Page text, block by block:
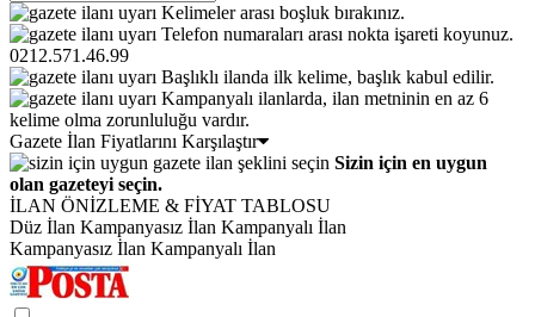
Kelimeler arası boşluk bırakınız.
Telefon numaraları arası nokta işareti koyunuz.
0212.571.46.99
Başlıklı ilanda ilk kelime, başlık kabul edilir.
Kampanyalı ilanlarda, ilan metninin en az 6
kelime olma zorunluluğu vardır.
Gazete İlan Fiyatlarını Karşılaştır
Sizin için en uygun
olan gazeteyi seçin.
İLAN ÖNİZLEME & FİYAT TABLOSU
Düz İlan Kampanyasız İlan Kampanyalı İlan
Kampanyasız İlan Kampanyalı İlan